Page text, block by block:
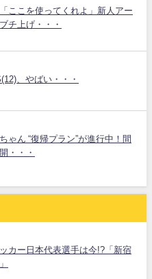
ここを使ってくれよ」新人アー
チ上げ・・・
、やばい・・・
ゃん “復帰プラン”が進行中！間
・・・
カー日本代表選手は今!?「新宿